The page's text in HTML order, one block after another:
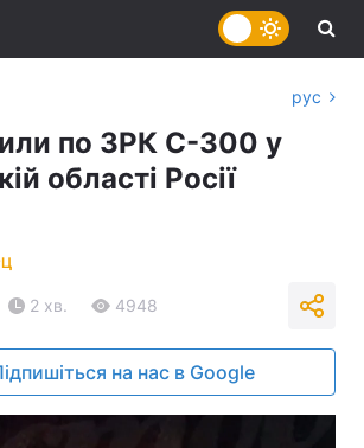
рус
по ЗРК С-300 у
області Росії
2 хв. 4948
на нас в Google